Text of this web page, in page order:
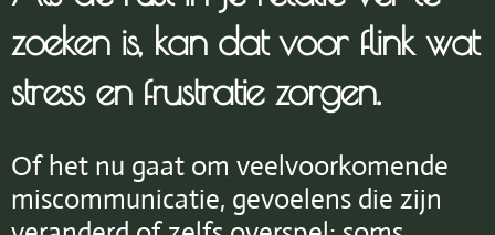
zoeken is, kan dat voor flink wat
stress en frustratie zorgen.
Of het nu gaat om veelvoorkomende
miscommunicatie, gevoelens die zijn